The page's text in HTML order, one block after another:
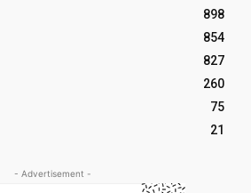
898
854
827
260
75
21
- Advertisement -